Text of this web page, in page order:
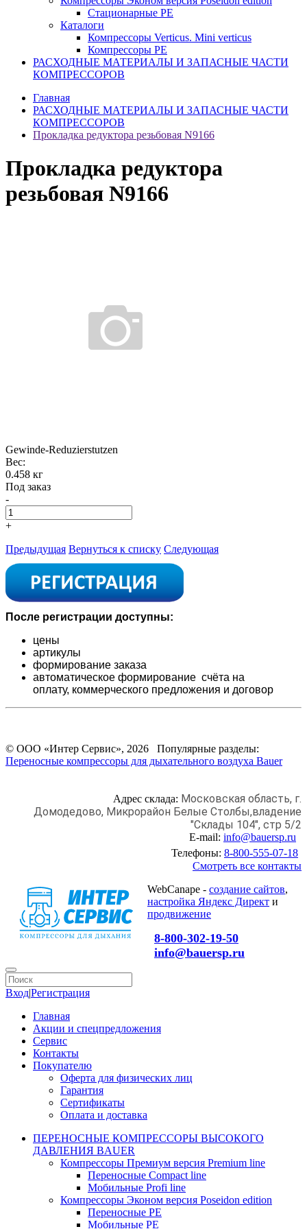
Стационарные PE
Каталоги
Компрессоры Verticus. Mini verticus
Компрессоры PE
РАСХОДНЫЕ МАТЕРИАЛЫ И ЗАПАСНЫЕ ЧАСТИ
КОМПРЕССОРОВ
Главная
РАСХОДНЫЕ МАТЕРИАЛЫ И ЗАПАСНЫЕ ЧАСТИ
КОМПРЕССОРОВ
Прокладка редуктора резьбовая N9166
Прокладка редуктора
резьбовая N9166
Gewinde-Reduzierstutzen
Вес:
0.458 кг
Под заказ
-
+
Предыдущая Вернуться к списку Следующая
После регистрации доступны:
цены
артикулы
формирование заказа
автоматическое формирование счёта на
оплату, коммерческого предложения и договор
© ООО «Интер Сервис», 2026 Популярные разделы:
Переносные компрессоры для дыхательного воздуха Bauer
Адрес склада: Московская область, г.
Домодедово, Микрорайон Белые Столбы,владение
"Склады 104", стр 5/2
E-mail: info@bauersp.ru
Телефоны: 8-800-555-07-18
Смотреть все контакты
WebCanape - создание сайтов,
настройка Яндекс Директ и
продвижение
8-800-302-19-50
info@bauersp.ru
Вход|Регистрация
Главная
Акции и спецпредложения
Сервис
Контакты
Покупателю
Оферта для физических лиц
Гарантия
Сертификаты
Оплата и доставка
ПЕРЕНОСНЫЕ КОМПРЕССОРЫ ВЫСОКОГО
ДАВЛЕНИЯ BAUER
Компрессоры Премиум версия Premium line
Переносные Compact line
Мобильные Profi line
Компрессоры Эконом версия Poseidon edition
Переносные PE
Мобильные PE